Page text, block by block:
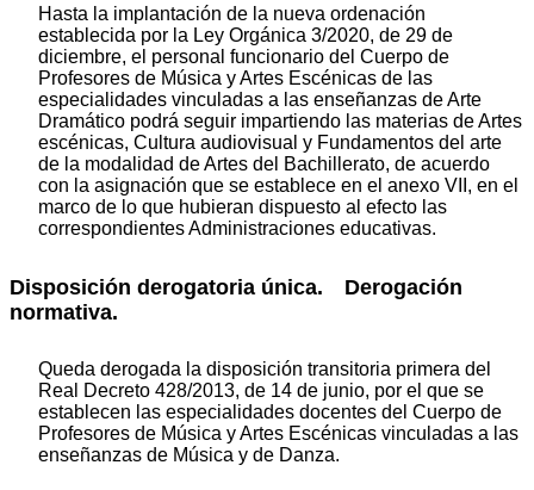
Hasta la implantación de la nueva ordenación
establecida por la Ley Orgánica 3/2020, de 29 de
diciembre, el personal funcionario del Cuerpo de
Profesores de Música y Artes Escénicas de las
especialidades vinculadas a las enseñanzas de Arte
Dramático podrá seguir impartiendo las materias de Artes
escénicas, Cultura audiovisual y Fundamentos del arte
de la modalidad de Artes del Bachillerato, de acuerdo
con la asignación que se establece en el anexo VII, en el
marco de lo que hubieran dispuesto al efecto las
correspondientes Administraciones educativas.
Disposición derogatoria única. Derogación
normativa.
Queda derogada la disposición transitoria primera del
Real Decreto 428/2013, de 14 de junio, por el que se
establecen las especialidades docentes del Cuerpo de
Profesores de Música y Artes Escénicas vinculadas a las
enseñanzas de Música y de Danza.